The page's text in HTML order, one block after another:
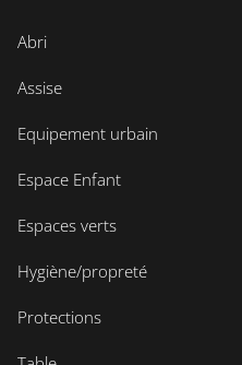
Abri
Assise
Equipement urbain
Espace Enfant
Espaces verts
Hygiène/propreté
Protections